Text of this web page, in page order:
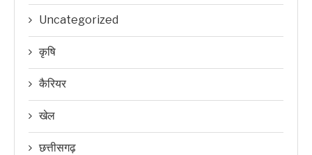
Uncategorized
कृषि
कैरियर
खेल
छत्तीसगढ़